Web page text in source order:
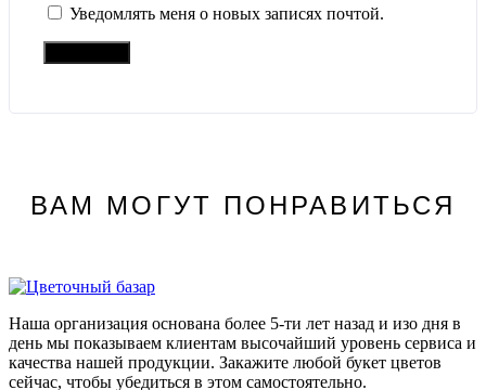
Уведомлять меня о новых записях почтой.
ВАМ МОГУТ ПОНРАВИТЬСЯ
Наша организация основана более 5-ти лет назад и изо дня в
день мы показываем клиентам высочайший уровень сервиса и
качества нашей продукции. Закажите любой букет цветов
сейчас, чтобы убедиться в этом самостоятельно.